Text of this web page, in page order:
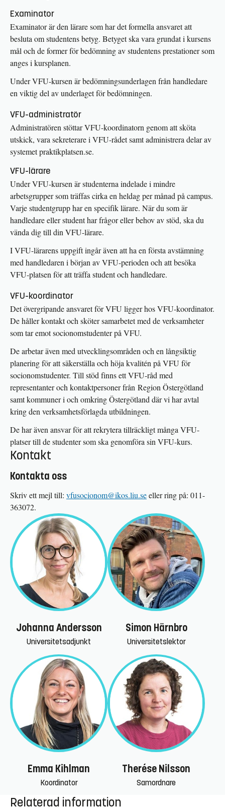
Examinator
Examinator är den lärare som har det formella ansvaret att
besluta om studentens betyg. Betyget ska vara grundat i kursens
mål och de former för bedömning av studentens prestationer som
anges i kursplanen.
Under VFU-kursen är bedömningsunderlagen från handledare
en viktig del av underlaget för bedömningen.
VFU-administratör
Administratören stöttar VFU-koordinatorn genom att sköta
utskick, vara sekreterare i VFU-rådet samt administrera delar av
systemet praktikplatsen.se.
VFU-lärare
Under VFU-kursen är studenterna indelade i mindre
arbetsgrupper som träffas cirka en heldag per månad på campus.
Varje studentgrupp har en specifik lärare. När du som är
handledare eller student har frågor eller behov av stöd, ska du
vända dig till din VFU-lärare.
I VFU-lärarens uppgift ingår även att ha en första avstämning
med handledaren i början av VFU-perioden och att besöka
VFU-platsen för att träffa student och handledare.
VFU-koordinator
Det övergripande ansvaret för VFU ligger hos VFU-koordinator.
De håller kontakt och sköter samarbetet med de verksamheter
som tar emot socionomstudenter på VFU.
De arbetar även med utvecklingsområden och en långsiktig
planering för att säkerställa och höja kvalitén på VFU för
socionomstudenter. Till stöd finns ett VFU-råd med
representanter och kontaktpersoner från Region Östergötland
samt kommuner i och omkring Östergötland där vi har avtal
kring den verksamhetsförlagda utbildningen.
De har även ansvar för att rekrytera tillräckligt många VFU-
platser till de studenter som ska genomföra sin VFU-kurs.
Kontakt
Kontakta oss
Skriv ett mejl till: vfusocionom@ikos.liu.seeller ring på: 011-
363072.
Johanna Andersson
Universitetsadjunkt
Simon Härnbro
Universitetslektor
Emma Kihlman
Koordinator
Therése Nilsson
Samordnare
Relaterad information